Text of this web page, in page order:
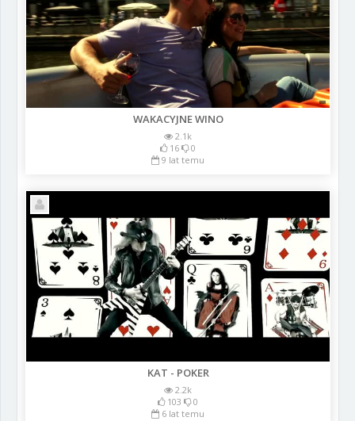
WAKACYJNE WINO
2.1k
16
0
9 lat temu
KAT - POKER
2.2k
103
0
6 lat temu